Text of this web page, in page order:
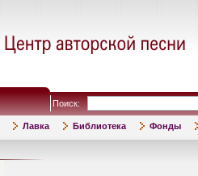
Поиск:
Лавка Библиотека Фонды